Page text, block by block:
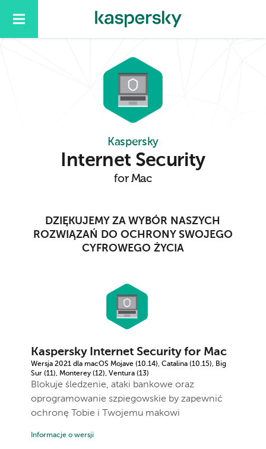
Kaspersky
Internet Security
for Mac
DZIĘKUJEMY ZA WYBÓR NASZYCH
ROZWIĄZAŃ DO OCHRONY SWOJEGO
CYFROWEGO ŻYCIA
Kaspersky Internet Security for Mac
Wersja 2021 dla macOS Mojave (10.14), Catalina (10.15), Big
Sur (11), Monterey (12), Ventura (13)
Blokuje śledzenie, ataki bankowe oraz
oprogramowanie szpiegowskie by zapewnić
ochronę Tobie i Twojemu makowi
Informacje o wersji